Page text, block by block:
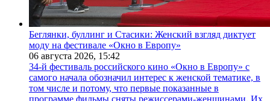
Беглянки, буллинг и Стасики: Женский взгляд диктует
моду на фестивале «Окно в Европу»
06 августа 2026, 15:42
34-й фестиваль российского кино «Окно в Европу» с
самого начала обозначил интерес к женской тематике, в
том числе и потому, что первые показанные в